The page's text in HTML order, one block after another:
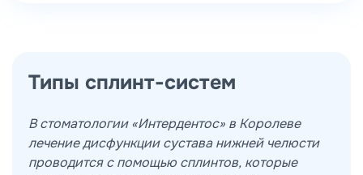
Типы сплинт-систем
В стоматологии «Интердентос» в Королеве
лечение дисфункциисустава нижней челюсти
проводится с помощью сплинтов, которые